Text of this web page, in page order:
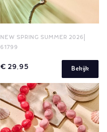
NEW SPRING SUMMER 2026
61799
€ 29,95 Bekijk